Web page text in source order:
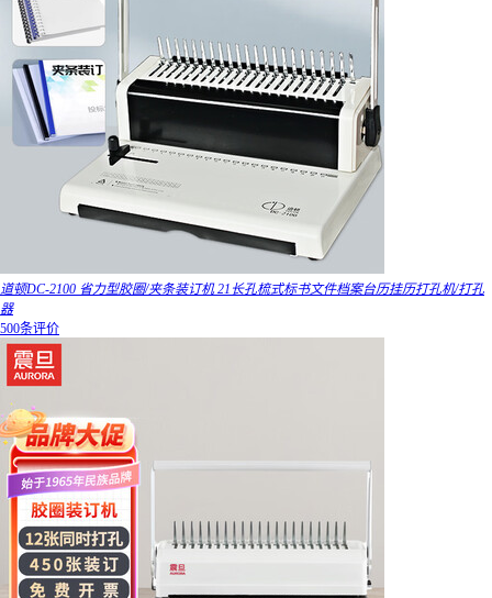
道顿DC-2100 省力型胶圈/夹条装订机 21长孔梳式标书文件档案台历挂历打孔机/打孔
器
500条评价